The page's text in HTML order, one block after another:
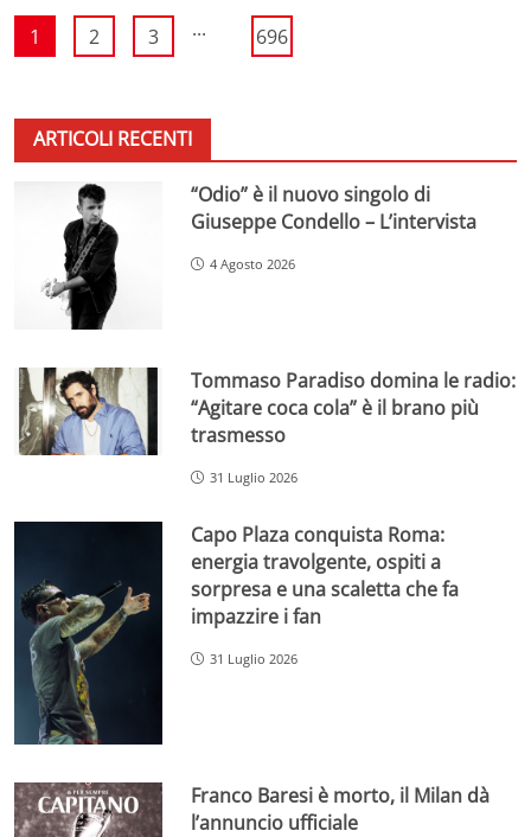
1 2 3 ... 696
ARTICOLI RECENTI
“Odio” è il nuovo singolo di
Giuseppe Condello – L’intervista
4 Agosto 2026
Tommaso Paradiso domina le radio:
“Agitare coca cola” è il brano più
trasmesso
31 Luglio 2026
Capo Plaza conquista Roma:
energia travolgente, ospiti a
sorpresa e una scaletta che fa
impazzire i fan
31 Luglio 2026
Franco Baresi è morto, il Milan dà
l’annuncio ufficiale